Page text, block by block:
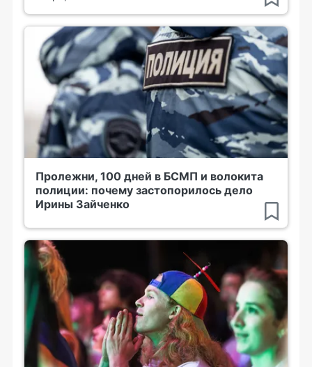
Пролежни, 100 дней в БСМП и волокита
полиции: почему застопорилось дело
Ирины Зайченко